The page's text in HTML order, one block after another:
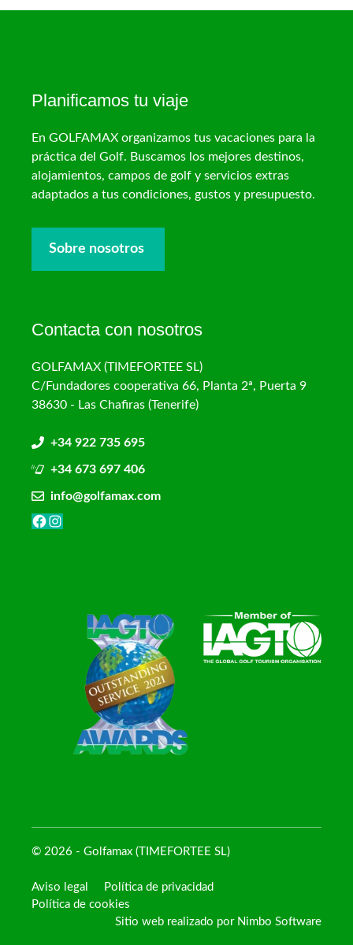
Planificamos tu viaje
En GOLFAMAX organizamos tus vacaciones para la
práctica del Golf. Buscamos los mejores destinos,
alojamientos, campos de golf y servicios extras
adaptados a tus condiciones, gustos y presupuesto.
Sobre nosotros
Contacta con nosotros
GOLFAMAX (TIMEFORTEE SL)
C/Fundadores cooperativa 66, Planta 2ª, Puerta 9
38630 - Las Chafiras (Tenerife)
+34 922 735 695
+34 673 697 406
info@golfamax.com
Facebook
Instagram
© 2026 - Golfamax (TIMEFORTEE SL)
Aviso legal
Política de privacidad
Política de cookies
Sitio web realizado por Nimbo Software